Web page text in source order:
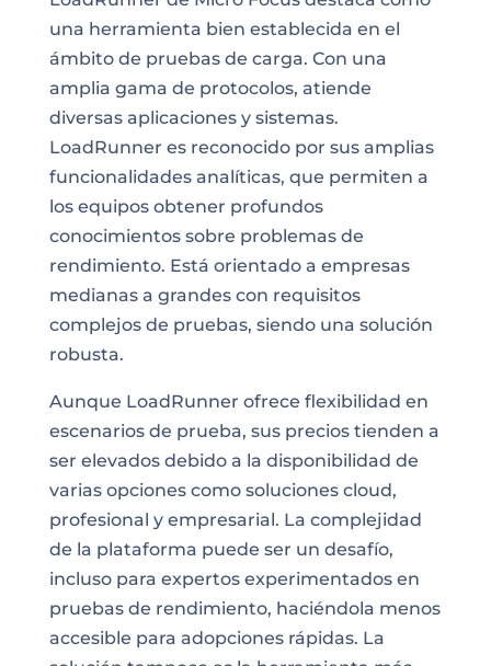
una herramienta bien establecida en el
ámbito de pruebas de carga. Con una
amplia gama de protocolos, atiende
diversas aplicaciones y sistemas.
LoadRunner es reconocido por sus amplias
funcionalidades analíticas, que permiten a
los equipos obtener profundos
conocimientos sobre problemas de
rendimiento. Está orientado a empresas
medianas a grandes con requisitos
complejos de pruebas, siendo una solución
robusta.
Aunque LoadRunner ofrece flexibilidad en
escenarios de prueba, sus precios tienden a
ser elevados debido a la disponibilidad de
varias opciones como soluciones cloud,
profesional y empresarial. La complejidad
de la plataforma puede ser un desafío,
incluso para expertos experimentados en
pruebas de rendimiento, haciéndola menos
accesible para adopciones rápidas. La